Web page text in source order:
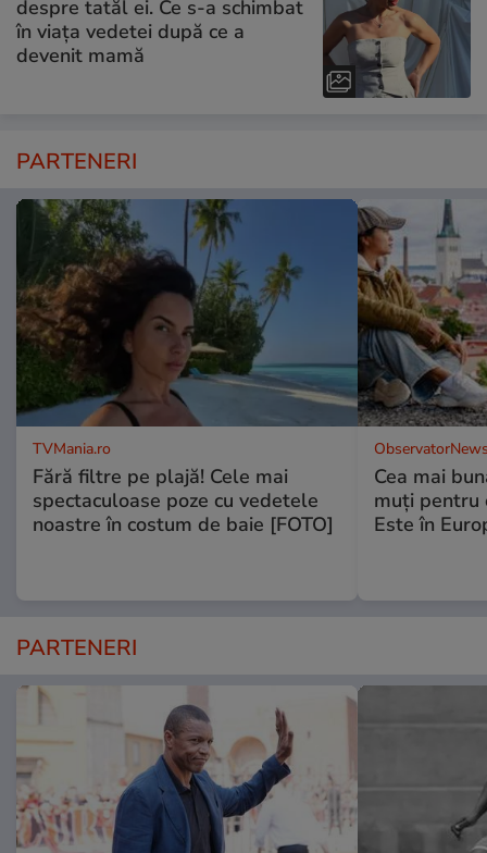
despre tatăl ei. Ce s-a schimbat
în viața vedetei după ce a
devenit mamă
PARTENERI
TVMania.ro
Fără filtre pe plajă! Cele mai
spectaculoase poze cu vedetele
noastre în costum de baie [FOTO]
Cea mai
muţi pentru
Este în
PARTENERI